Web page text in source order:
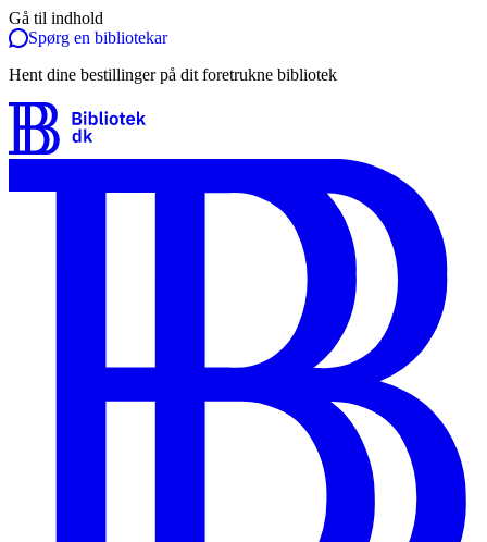
Gå til indhold
Spørg en bibliotekar
Hent dine bestillinger på dit foretrukne bibliotek